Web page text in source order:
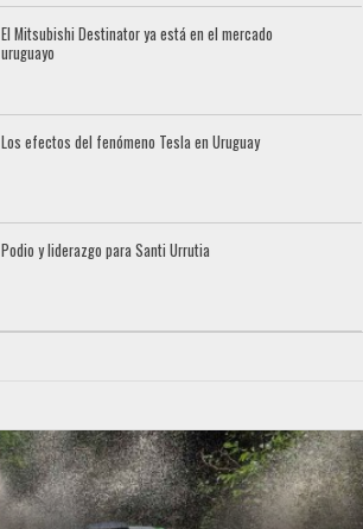
El Mitsubishi Destinator ya está en el mercado
uruguayo
Los efectos del fenómeno Tesla en Uruguay
Podio y liderazgo para Santi Urrutia